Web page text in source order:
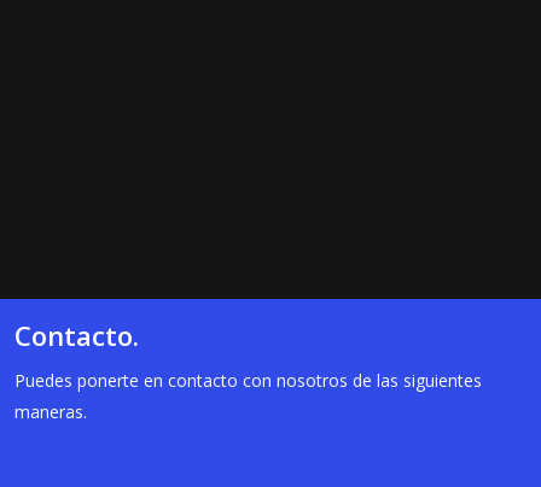
Contacto.
Puedes ponerte en contacto con nosotros de las siguientes
maneras.